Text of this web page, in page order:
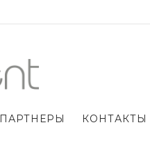
ПАРТНЕРЫ КОНТАКТЫ